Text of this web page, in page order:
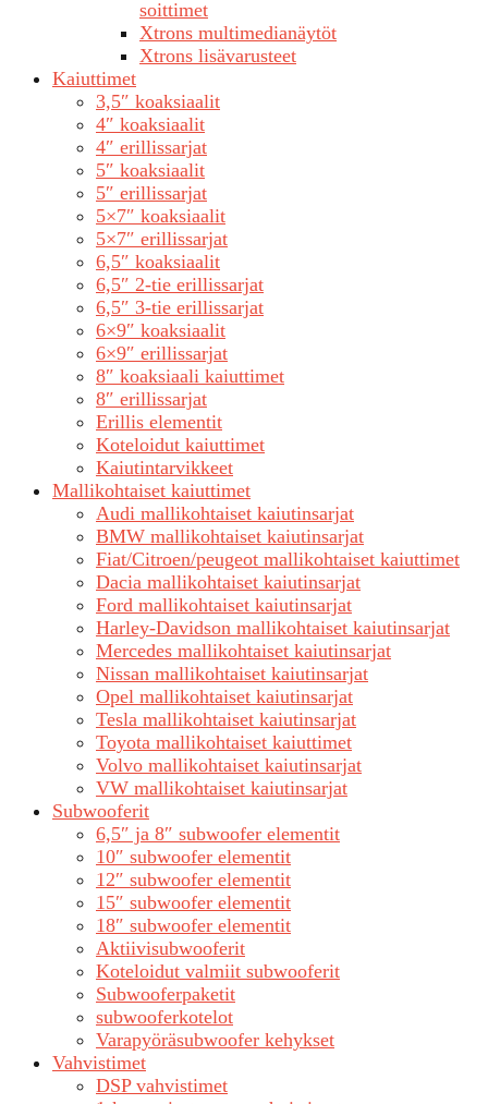
soittimet
Xtrons multimedianäytöt
Xtrons lisävarusteet
Kaiuttimet
3,5″ koaksiaalit
4″ koaksiaalit
4″ erillissarjat
5″ koaksiaalit
5″ erillissarjat
5×7″ koaksiaalit
5×7″ erillissarjat
6,5″ koaksiaalit
6,5″ 2-tie erillissarjat
6,5″ 3-tie erillissarjat
6×9″ koaksiaalit
6×9″ erillissarjat
8″ koaksiaali kaiuttimet
8″ erillissarjat
Erillis elementit
Koteloidut kaiuttimet
Kaiutintarvikkeet
Mallikohtaiset kaiuttimet
Audi mallikohtaiset kaiutinsarjat
BMW mallikohtaiset kaiutinsarjat
Fiat/Citroen/peugeot mallikohtaiset kaiuttimet
Dacia mallikohtaiset kaiutinsarjat
Ford mallikohtaiset kaiutinsarjat
Harley-Davidson mallikohtaiset kaiutinsarjat
Mercedes mallikohtaiset kaiutinsarjat
Nissan mallikohtaiset kaiutinsarjat
Opel mallikohtaiset kaiutinsarjat
Tesla mallikohtaiset kaiutinsarjat
Toyota mallikohtaiset kaiuttimet
Volvo mallikohtaiset kaiutinsarjat
VW mallikohtaiset kaiutinsarjat
Subwooferit
6,5″ ja 8″ subwoofer elementit
10″ subwoofer elementit
12″ subwoofer elementit
15″ subwoofer elementit
18″ subwoofer elementit
Aktiivisubwooferit
Koteloidut valmiit subwooferit
Subwooferpaketit
subwooferkotelot
Varapyöräsubwoofer kehykset
Vahvistimet
DSP vahvistimet